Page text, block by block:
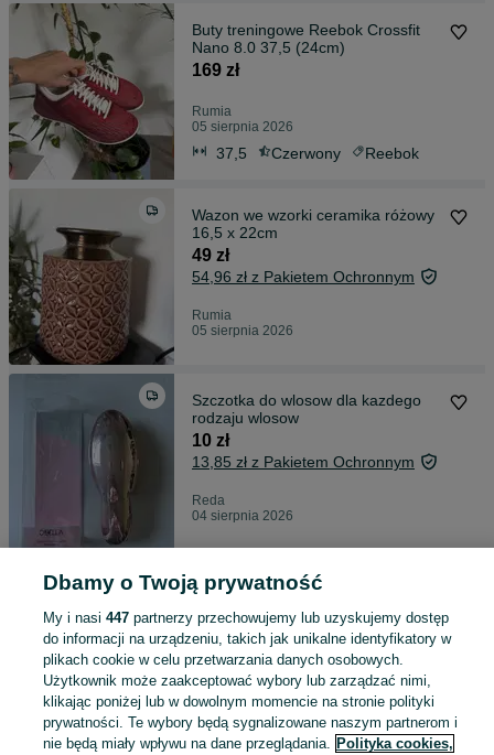
Buty treningowe Reebok Crossfit
Nano 8.0 37,5 (24cm)
169 zł
Rumia
05 sierpnia 2026
37,5 Czerwony Reebok
Wazon we wzorki ceramika różowy
16,5 x 22cm
49 zł
54,96 zł z Pakietem Ochronnym
Rumia
05 sierpnia 2026
Szczotka do wlosow dla kazdego
rodzaju wlosow
10 zł
13,85 zł z Pakietem Ochronnym
Reda
04 sierpnia 2026
Zestaw do wlosow grzebien wsuwki
11,78 zł z Pakietem Ochronnym
Warszawa, Bielany
04 sierpnia 2026
Dbamy o Twoją prywatność
My i nasi 447partnerzy przechowujemy lub uzyskujemy dostęp
do informacji na urządzeniu, takich jak unikalne identyfikatory w
plikach cookie w celu przetwarzania danych osobowych.
Użytkownik może zaakceptować wybory lub zarządzać nimi,
klikając poniżej lub w dowolnym momencie na stronie polityki
prywatności. Te wybory będą sygnalizowane naszym partnerom i
nie będą miały wpływu na dane przeglądania. Polityka cookies,